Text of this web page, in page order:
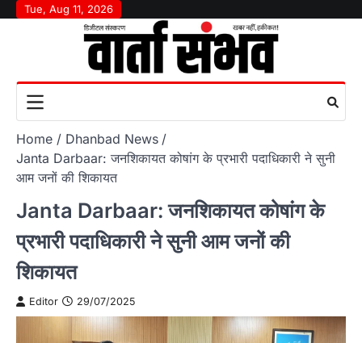
SkipTue, Aug 11, 2026
Home
Dhanbad News
Janta Darbaar: जनशिकायत कोषांग के प्रभारी पदाधिकारी ने सुनी
आम जनों की शिकायत
Janta Darbaar: जनशिकायत कोषांग के
प्रभारी पदाधिकारी ने सुनी आम जनों की
शिकायत
Editor 29/07/2025